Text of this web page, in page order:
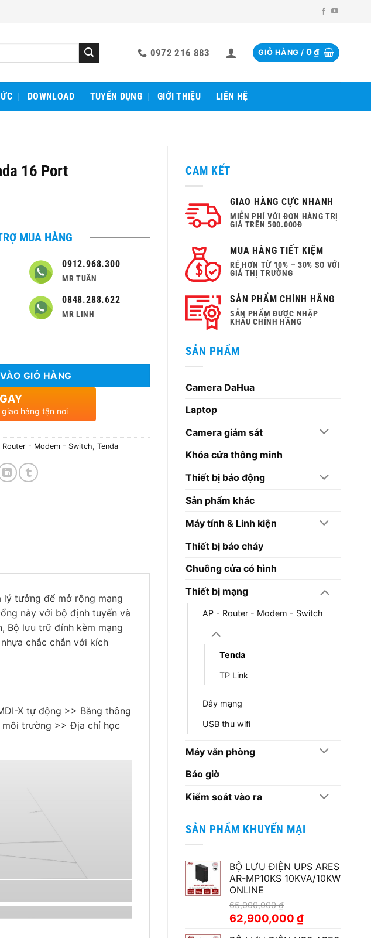
0972 216 883 GIỎ HÀNG / 0₫
DOWNLOAD TUYỂN DỤNG GIỚI THIỆU LIÊN HỆ
CAM KẾT
GIAO HÀNG CỰC NHANH
MIỄN PHÍ VỚI ĐƠN HÀNG TRỊ
GIÁ TRÊN 500.000Đ
MUA HÀNG TIẾT KIỆM
RẺ HƠN TỪ 10% – 30% SO VỚI
GIÁ THỊ TRƯỜNG
SẢN PHẨM CHÍNH HÃNG
SẢN PHẨM ĐƯỢC NHẬP
KHẨU CHÍNH HÃNG
SẢN PHẨM
Camera DaHua
Laptop
Camera giám sát
Khóa cửa thông minh
Thiết bị báo động
Sản phẩm khác
Máy tính & Linh kiện
Thiết bị báo cháy
Chuông cửa có hình
Thiết bị mạng
AP - Router - Modem - Switch
Tenda
TP Link
Dây mạng
USB thu wifi
Máy văn phòng
Báo giờ
Kiểm soát vào ra
SẢN PHẨM KHUYẾN MẠI
BỘ LƯU ĐIỆN UPS ARES
AR-MP10KS 10KVA/10KW
ONLINE
65,000,000₫
Giá
gốc
62,900,000 ₫Giá
16 Port
MUA HÀNG
0912.968.300
MR TUÂN
0848.288.622
MR LINH
GIỎ HÀNG
hàng tận nơi
Router - Modem - Switch, Tenda
lý tưởng để mở rộng mạng
này với bộ định tuyến và
Bộ lưu trữ đính kèm mạng
chắc chắn với kích
X tự động >> Băng thông
trường >> Địa chỉ học